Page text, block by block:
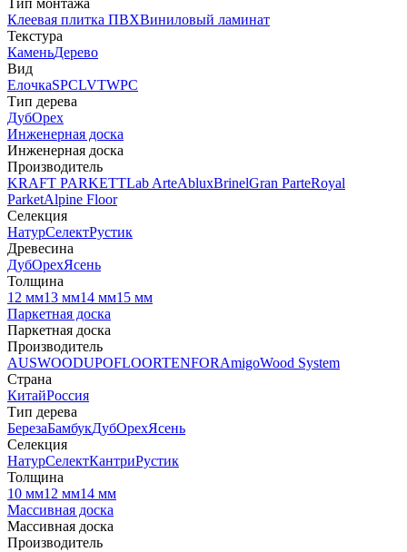
Тип монтажа
Клеевая плитка ПВХВиниловый ламинат
Текстура
КаменьДерево
Вид
ЕлочкаSPCLVTWPC
Тип дерева
ДубОрех
Инженерная доска
Инженерная доска
Производитель
KRAFT PARKETTLab ArteAbluxBrinelGran ParteRoyal
ParketAlpine Floor
Селекция
НатурСелектРустик
Древесина
ДубОрехЯсень
Толщина
12 мм13 мм14 мм15 мм
Паркетная доска
Паркетная доска
Производитель
AUSWOODUPOFLOORTENFORAmigoWood System
Страна
КитайРоссия
Тип дерева
БерезаБамбукДубОрехЯсень
Селекция
НатурСелектКантриРустик
Толщина
10 мм12 мм14 мм
Массивная доска
Массивная доска
Производитель